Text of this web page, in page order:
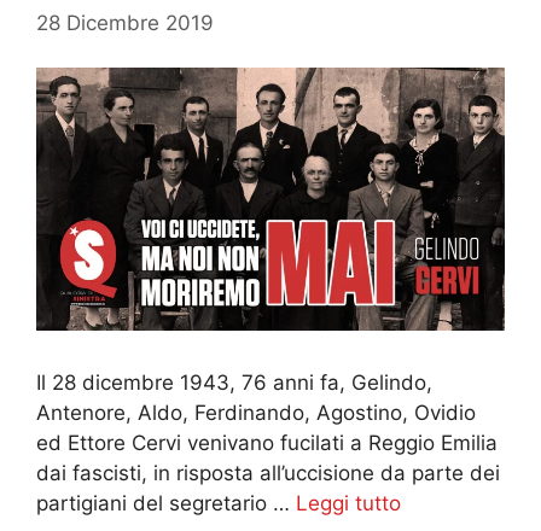
28 Dicembre 2019
Il 28 dicembre 1943, 76 anni fa, Gelindo,
Antenore, Aldo, Ferdinando, Agostino, Ovidio
ed Ettore Cervi venivano fucilati a Reggio Emilia
dai fascisti, in risposta all’uccisione da parte dei
partigiani del segretario … Leggi tutto